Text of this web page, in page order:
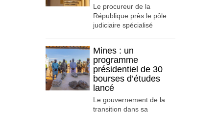
Le procureur de la
République près le pôle
judiciaire spécialisé
Mines : un
programme
présidentiel de 30
bourses d’études
lancé
Le gouvernement de la
transition dans sa